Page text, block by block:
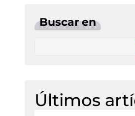
Buscar en
Últimos